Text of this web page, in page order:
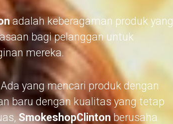
adalah keberagaman produk yang
bagi pelanggan untuk
mereka.
yang mencari produk dengan
baru dengan kualitas yang tetap
SmokeshopClintonberusaha